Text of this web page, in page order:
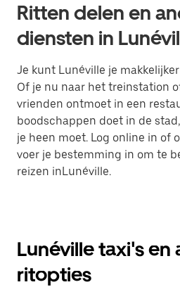
Ritten delen en
diensten in
Je kunt Lunéville je
Of je nu naar het treinstation
vrienden ontmoet in een
boodschappen doet in de
je heen moet. Log online in of
voer je bestemming in om te
reizen inLunéville.
Lunéville taxi's en
ritopties